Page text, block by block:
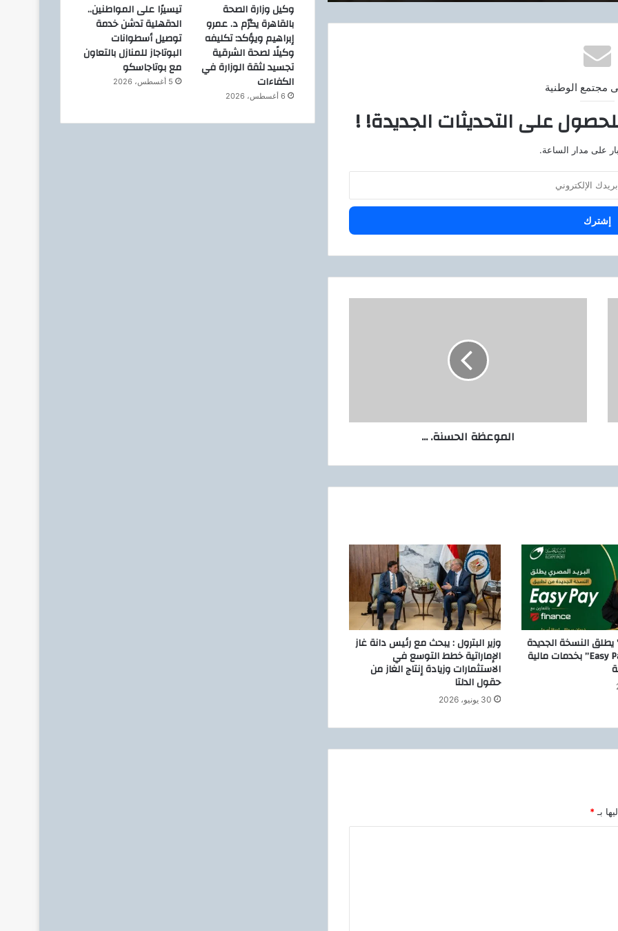
مجتمع الوطنية
على التحديثات الجديدة! !
على مدار الساعة.
ل
ن
الموعظة الحسنة. ...
يطلق النسخة الجديدة
من تطبيق “Easy Pay” بخدمات مالية
وزير البترول : يبحث مع رئيس دانة غاز
الإماراتية خطط التوسع في
الاستثمارات وزيادة إنتاج الغاز من
حقول الدلتا
30 يونيو، 2026
بـ*
وكيل وزارة الصحة
بالقاهرة يكرّم د. عمرو
إبراهيم ويؤكد: تكليفه
وكيلًا لصحة الشرقية
تجسيد لثقة الوزارة في
الكفاءات
6 أغسطس، 2026
تيسيرًا على المواطنين..
الدقهلية تدشن خدمة
توصيل أسطوانات
البوتاجاز للمنازل بالتعاون
مع بوتاجاسكو
5 أغسطس، 2026